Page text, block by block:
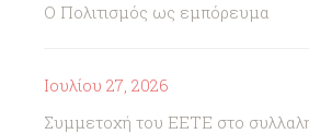
Ο Πολιτισμός ως εμπόρευμα
Ιουλίου 27, 2026
Συμμετοχή του ΕΕΤΕ στο